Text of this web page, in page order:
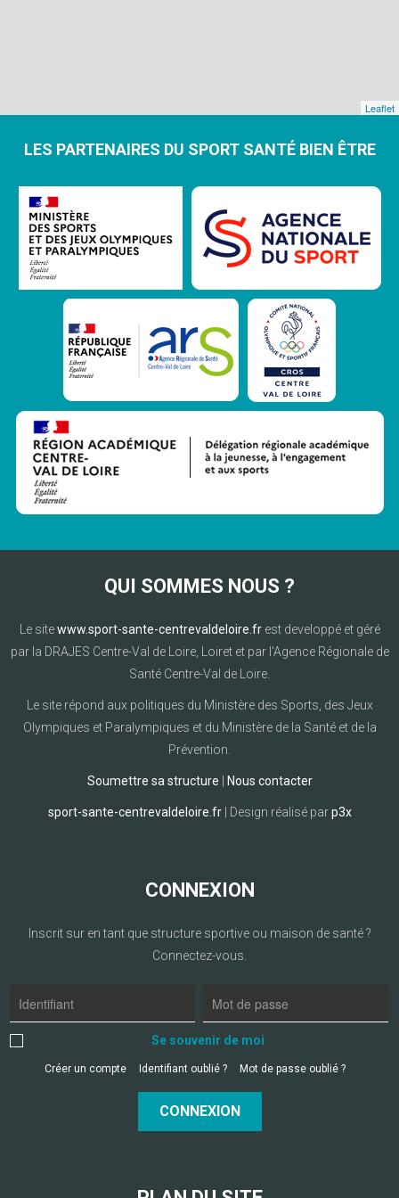
Leaflet
LES PARTENAIRES DU SPORT SANTÉ BIEN ÊTRE
QUI SOMMES NOUS ?
Le sitewww.sport-sante-centrevaldeloire.frest developpé et géré
par la DRAJES Centre-Val de Loire, Loiret et par l'Agence Régionale de
Santé Centre-Val de Loire.
Le site répond aux politiques du Ministère des Sports, des Jeux
Olympiques et Paralympiques et du Ministère de la Santé et de la
Prévention.
Soumettre sa structure Nous contacter
sport-sante-centrevaldeloire.fr| Design réalisé parp3x
CONNEXION
Inscrit sur en tant que structure sportive ou maison de santé ?
Connectez-vous.
Se souvenir de moi
Créer un compte Identifiant oublié ? Mot de passe oublié ?
CONNEXION